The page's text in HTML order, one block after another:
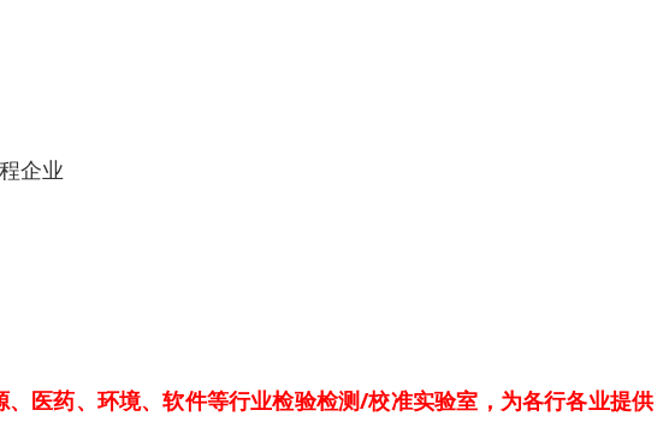
企业
医药、环境、软件等行业检验检测/校准实验室，为各行各业提供